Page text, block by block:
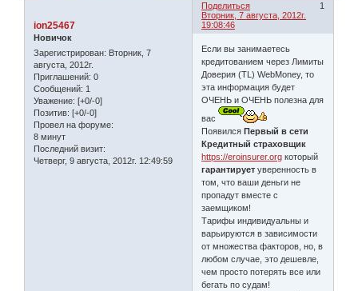
Поделиться
1
Вторник, 7 августа, 2012г.
19:08:46
ion25467
Новичок
Зарегистрирован: Вторник, 7
августа, 2012г.
Приглашений: 0
Сообщений: 1
Уважение: [+0/-0]
Позитив: [+0/-0]
Провел на форуме:
8 минут
Последний визит:
Четверг, 9 августа, 2012г. 12:49:59
Если вы занимаетесь
кредитованием через Лимиты
Доверия (TL) WebMoney, то
эта информация будет
ОЧЕНЬ и ОЧЕНЬ полезна для
вас
ПоявилсяПервый в сети
Кредитный страховщик
https://eroinsurer.org который
гарантирует уверенность в
том, что ваши деньги не
пропадут вместе с
заемщиком!
Тарифы индивидуальны и
варьируются в зависимости
от множества факторов, но, в
любом случае, это дешевле,
чем просто потерять все или
бегать по судам!